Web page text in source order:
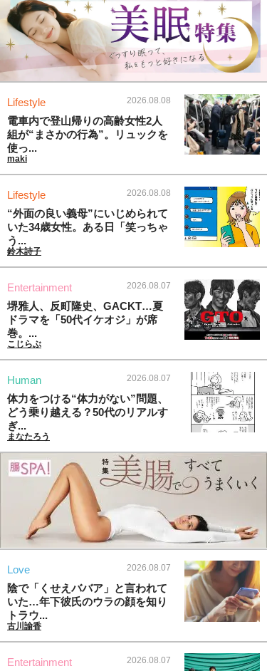
Lifestyle 2026.08.08
電車内で登山帰りの高齢女性2人
組が“まさかの行為”。リュックを
使っ...
maki
Lifestyle 2026.08.08
“外面の良い義母”にいじめられて
いた34歳女性。ある日「笑っちゃ
う...
鈴木詩子
Entertainment 2026.08.07
堺雅人、反町隆史、GACKT…夏
ドラマを「50代イケオジ」が席
巻。...
こじらぶ
Human 2026.08.07
体力をつける“体力がない”問題、
どう乗り越える？50代のリアルす
ぎ...
まなたろう
Love 2026.08.07
陰で「くせえババア」と言われて
いた…年下彼氏のウラの顔を知り
トラウ...
古川諭香
Entertainment 2026.08.07